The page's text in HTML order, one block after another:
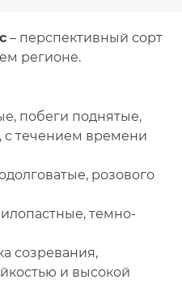
– перспективный сорт
регионе.
побеги поднятые,
течением времени
розового
темно-
созревания,
и высокой